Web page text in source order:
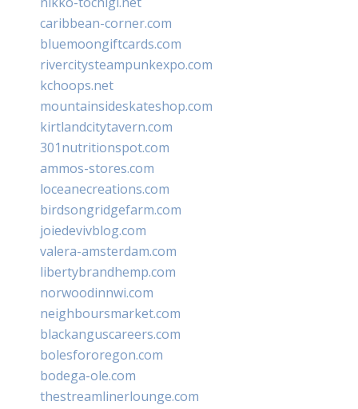
caribbean-corner.com
bluemoongiftcards.com
rivercitysteampunkexpo.com
kchoops.net
mountainsideskateshop.com
kirtlandcitytavern.com
301nutritionspot.com
ammos-stores.com
loceanecreations.com
birdsongridgefarm.com
joiedevivblog.com
valera-amsterdam.com
libertybrandhemp.com
norwoodinnwi.com
neighboursmarket.com
blackanguscareers.com
bolesfororegon.com
bodega-ole.com
thestreamlinerlounge.com